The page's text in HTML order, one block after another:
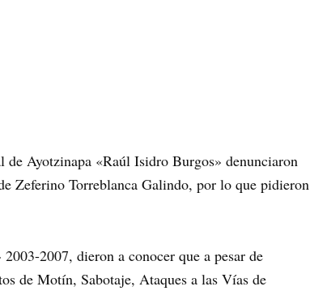
Ayotzinapa «Raúl Isidro Burgos» denunciaron
Zeferino Torreblanca Galindo, por lo que pidieron
2007, dieron a conocer que a pesar de
de Motín, Sabotaje, Ataques a las Vías de